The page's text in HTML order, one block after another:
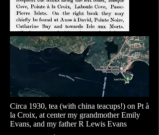
Circa 1930, tea (with china teacups!) on Pt à
la Croix, at center my grandmother Emily
Evans, and my father R Lewis Evans